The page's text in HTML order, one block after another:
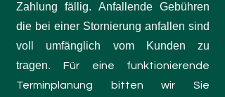
Zahlung fällig. Anfallende Gebühren
die bei einer Stornierung anfallen sind
voll umfänglich vom Kunden zu
tragen.Für eine funktionierende
Terminplanung bitten wir Sie